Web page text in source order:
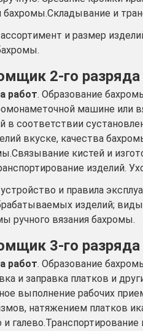
и
ассортимент и размер
2-го разряда
работ. Образование
машине или
в соответствии
вкуске, качества
кистей и
изделий.
устройство и правила
изделий;
ручного вязания бахромы.
3-го разряда
работ. Образование
и заправка платков и
выполнение рабочих
натяжением платков
галево.Транспортирование